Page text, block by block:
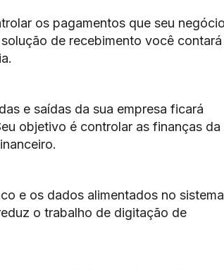
os pagamentos que seu
de recebimento você contará
e saídas da sua empresa ficará
objetivo é controlar as finanças da
e os dados alimentados no
o trabalho de digitação de